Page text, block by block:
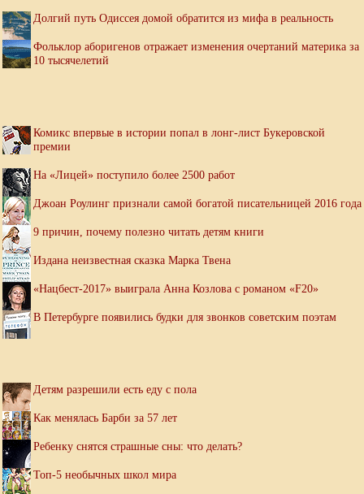
Долгий путь Одиссея домой обратится из мифа в реальность
Фольклор аборигенов отражает изменения очертаний материка за
10 тысячелетий
Комикс впервые в истории попал в лонг-лист Букеровской
премии
На «Лицей» поступило более 2500 работ
Джоан Роулинг признали самой богатой писательницей 2016 года
9 причин, почему полезно читать детям книги
Издана неизвестная сказка Марка Твена
«Нацбест-2017» выиграла Анна Козлова с романом «F20»
В Петербурге появились будки для звонков советским поэтам
Детям разрешили есть еду с пола
Как менялась Барби за 57 лет
Ребенку снятся страшные сны: что делать?
Топ-5 необычных школ мира